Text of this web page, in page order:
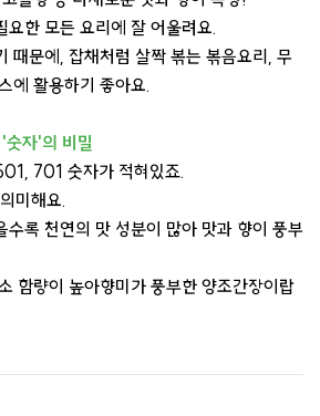
요한 모든 요리에 잘 어울려요.
때문에, 잡채처럼 살짝 볶는 볶음요리, 무
에 활용하기 좋아요.
자'의 비밀
701 숫자가 적혀있죠.
미해요.
수록 천연의 맛 성분이 많아 맛과 향이 풍부
함량이 높아향미가 풍부한 양조간장이랍